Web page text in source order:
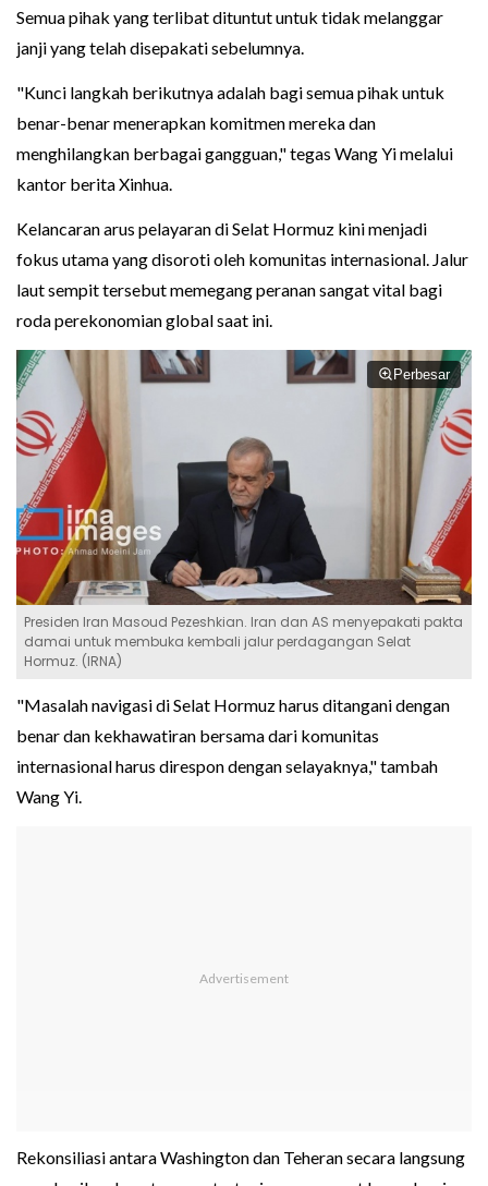
Semua pihak yang terlibat dituntut untuk tidak melanggar
janji yang telah disepakati sebelumnya.
"Kunci langkah berikutnya adalah bagi semua pihak untuk
benar-benar menerapkan komitmen mereka dan
menghilangkan berbagai gangguan," tegas Wang Yi melalui
kantor berita Xinhua.
Kelancaran arus pelayaran di Selat Hormuz kini menjadi
fokus utama yang disoroti oleh komunitas internasional. Jalur
laut sempit tersebut memegang peranan sangat vital bagi
roda perekonomian global saat ini.
Perbesar
Presiden Iran Masoud Pezeshkian. Iran dan AS menyepakati pakta
damai untuk membuka kembali jalur perdagangan Selat
Hormuz. (IRNA)
"Masalah navigasi di Selat Hormuz harus ditangani dengan
benar dan kekhawatiran bersama dari komunitas
internasional harus direspon dengan selayaknya," tambah
Wang Yi.
Rekonsiliasi antara Washington dan Teheran secara langsung